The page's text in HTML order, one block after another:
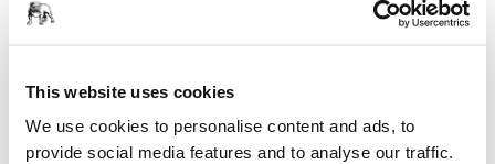
This website uses cookies
We use cookies to personalise content and ads, to
provide social media features and to analyse our traffic.
news and exclusive offers from Mirka. You can
Yes, I have read and accept the terms and
conditions of Mirka´s privacy policy.